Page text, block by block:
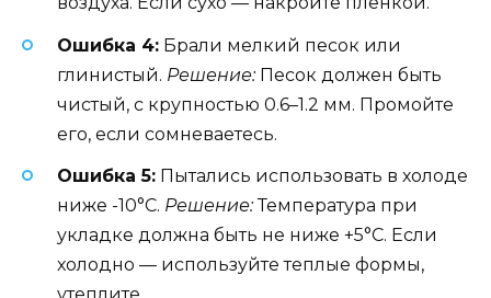
Ошибка 4: Брали мелкий песок или
глинистый. Решение:Песок должен быть
чистый, с крупностью 0.6–1.2 мм. Промойте
его, если сомневаетесь.
Ошибка 5: Пытались использовать в холоде
ниже -10°C. Решение:Температура при
укладке должна быть не ниже +5°C. Если
холодно — используйте теплые формы,